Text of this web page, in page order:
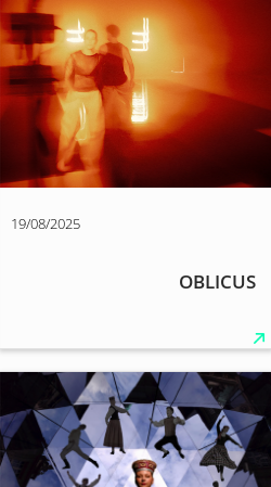
19/08/2025
OBLICUS